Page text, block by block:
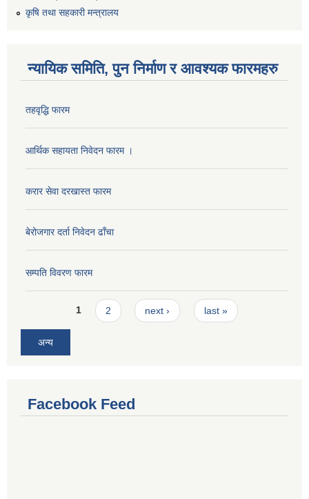
कृषि तथा सहकारी मन्त्रालय
न्यायिक समिति, पुन निर्माण र आवश्यक फारमहरु
तहवृद्धि फारम
आर्थिक सहायता निवेदन फारम ।
करार सेवा दरखास्त फारम
बेरोजगार दर्ता निवेदन ढाँचा
सम्पति विवरण फारम
Pages1 2 next › last »
अन्य
Facebook Feed